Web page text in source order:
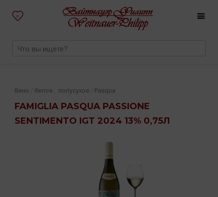
0
FAMIGLIA PASQUA PASSIONE
SENTIMENTO IGT 2024 13% 0,75Л
Вино белое полусухое Pasqua